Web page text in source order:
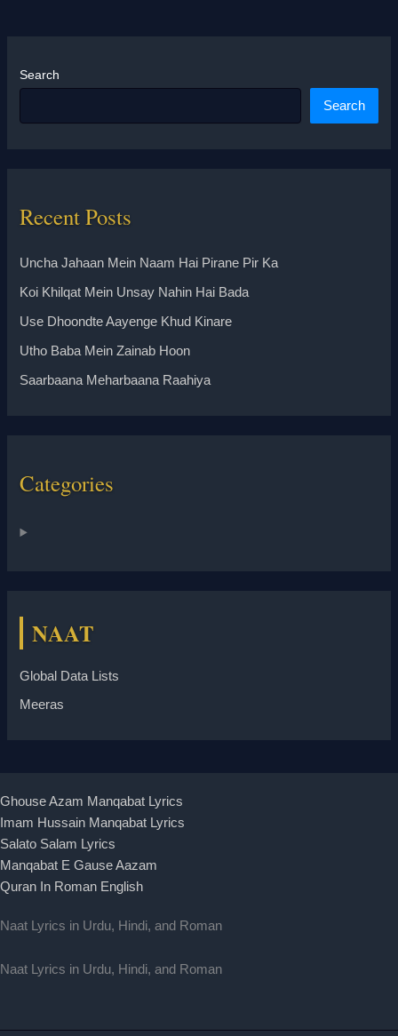
Search
Search
Recent Posts
Uncha Jahaan Mein Naam Hai Pirane Pir Ka
Koi Khilqat Mein Unsay Nahin Hai Bada
Use Dhoondte Aayenge Khud Kinare
Utho Baba Mein Zainab Hoon
Saarbaana Meharbaana Raahiya
Categories
NAAT
Global Data Lists
Meeras
Ghouse Azam Manqabat Lyrics
Imam Hussain Manqabat Lyrics
Salato Salam Lyrics
Manqabat E Gause Aazam
Quran In Roman English
Naat Lyrics in Urdu, Hindi, and Roman
Naat Lyrics in Urdu, Hindi, and Roman